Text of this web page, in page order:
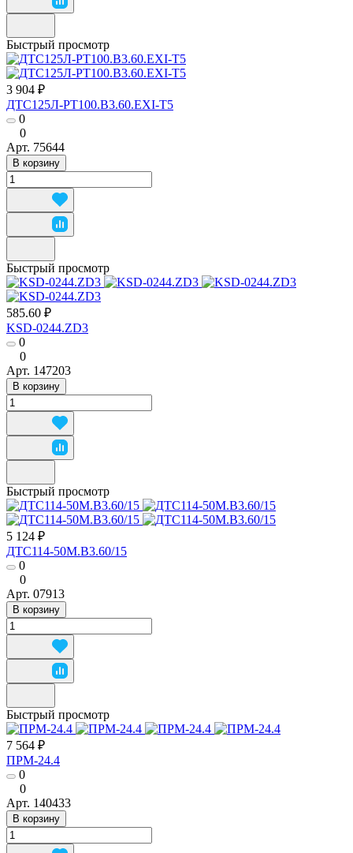
Быстрый просмотр
3 904 ₽
ДТС125Л-РТ100.В3.60.ЕХI-Т5
0
0
Арт. 75644
В корзину
Быстрый просмотр
585.60 ₽
KSD-0244.ZD3
0
0
Арт. 147203
В корзину
Быстрый просмотр
5 124 ₽
ДТС114-50М.В3.60/15
0
0
Арт. 07913
В корзину
Быстрый просмотр
7 564 ₽
ПРМ-24.4
0
0
Арт. 140433
В корзину